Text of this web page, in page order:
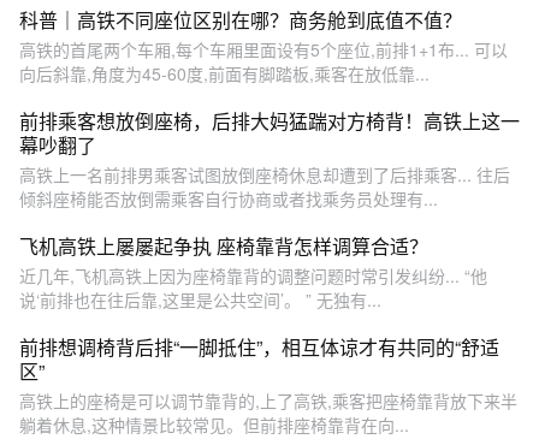
科普｜高铁不同座位区别在哪？商务舱到底值不值？
高铁的首尾两个车厢,每个车厢里面设有5个座位,前排1+1布... 可以
向后斜靠,角度为45-60度,前面有脚踏板,乘客在放低靠...
前排乘客想放倒座椅，后排大妈猛踹对方椅背！高铁上这一
幕吵翻了
高铁上一名前排男乘客试图放倒座椅休息却遭到了后排乘客... 往后
倾斜座椅能否放倒需乘客自行协商或者找乘务员处理有...
飞机高铁上屡屡起争执 座椅靠背怎样调算合适？
近几年,飞机高铁上因为座椅靠背的调整问题时常引发纠纷... “他
说‘前排也在往后靠,这里是公共空间’。 ” 无独有...
前排想调椅背后排“一脚抵住”，相互体谅才有共同的“舒适
区”
高铁上的座椅是可以调节靠背的,上了高铁,乘客把座椅靠背放下来半
躺着休息,这种情景比较常见。但前排座椅靠背在向...